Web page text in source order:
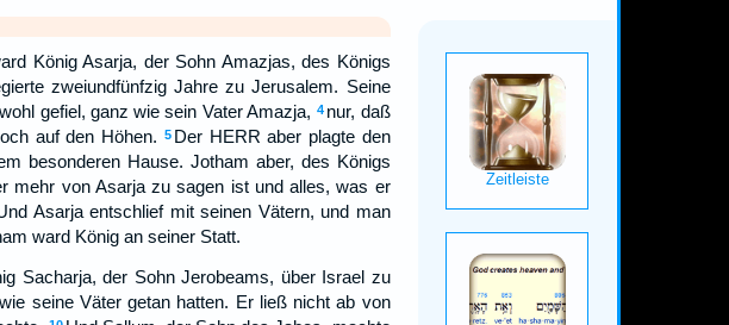
König Asarja, der Sohn Amazjas, des Königs
zweiundfünfzig Jahre zu Jerusalem. Seine
gefiel, ganz wie sein Vater Amazja, 4 nur, daß
auf den Höhen.
5 Der HERR aber plagte den
besonderen Hause. Jotham aber, des Königs
mehr von Asarja zu sagen ist und alles, was er
Asarja entschlief mit seinen Vätern, und man
ward König an seiner Statt.
Sacharja, der Sohn Jerobeams, über Israel zu
seine Väter getan hatten. Er ließ nicht ab von